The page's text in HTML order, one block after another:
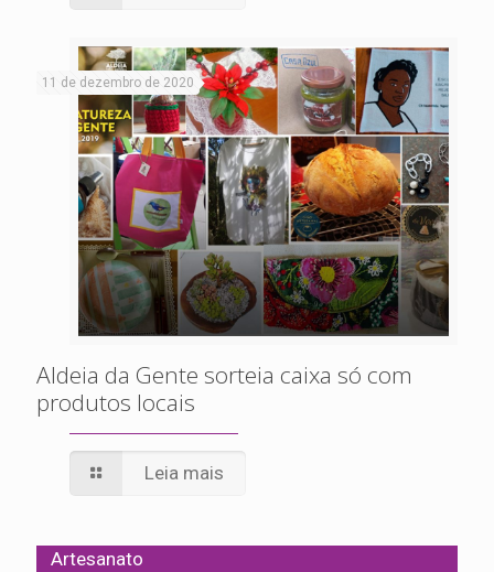
11 de dezembro de 2020
Aldeia da Gente sorteia caixa só com
produtos locais
Leia mais
Artesanato